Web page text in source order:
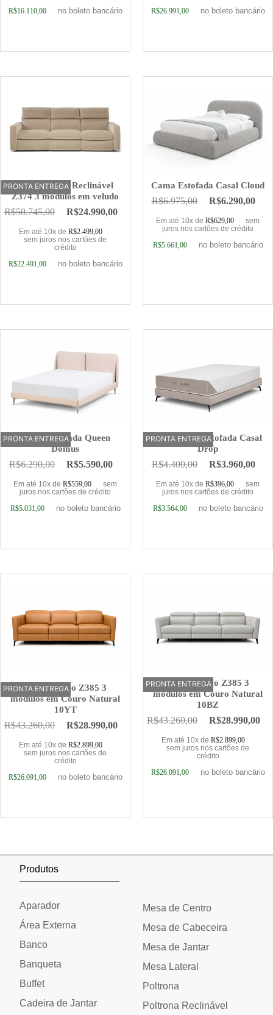
R$16.110,00 no boleto bancário
R$26.991,00 no boleto bancário
OFERTA
PRONTA ENTREGA
Sofá Elétrico Reclinável
Z374 3 módulos em veludo
R$50.745,00 R$24.990,00
Em até 10x de R$2.499,00
sem juros nos cartões de
crédito
R$22.491,00 no boleto bancário
Cama Estofada Casal Cloud
R$6.975,00 R$6.290,00
Em até 10x de R$629,00
sem
juros nos cartões de crédito
R$5.661,00 no boleto bancário
OFERTA
PRONTA ENTREGA
Cama Estofada Queen
Domus
R$6.290,00 R$5.590,00
Em até 10x de R$559,00
sem
juros nos cartões de crédito
R$5.031,00 no boleto bancário
PRONTA ENTREGA
Base Cama Estofada Casal
Drop
R$4.400,00 R$3.960,00
Em até 10x de R$396,00
sem
juros nos cartões de crédito
R$3.564,00 no boleto bancário
OFERTA
PRONTA ENTREGA
Sofá Elétrico Z385 3
módulos em Couro Natural
10YT
R$43.260,00 R$28.990,00
Em até 10x de R$2.899,00
sem juros nos cartões de
crédito
R$26.091,00 no boleto bancário
OFERTA
PRONTA ENTREGA
Sofá Elétrico Z385 3
módulos em Couro Natural
10BZ
R$43.260,00 R$28.990,00
Em até 10x de R$2.899,00
sem juros nos cartões de
crédito
R$26.091,00 no boleto bancário
Produtos
Aparador
Área Externa
Banco
Banqueta
Buffet
Cadeira de Jantar
Mesa de Centro
Mesa de Cabeceira
Mesa de Jantar
Mesa Lateral
Poltrona
Poltrona Reclinável